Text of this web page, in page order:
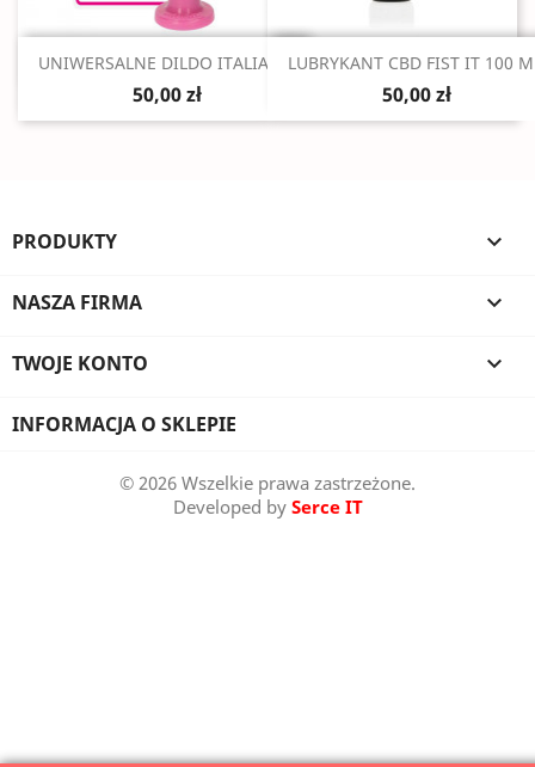
Szybki podgląd
UNIWERSALNE DILDO ITALIAN...
50,00 zł
Szybki podgląd
LUBRYKANT CBD FIST IT 100
50,00 zł
PRODUKTY 
NASZA FIRMA 
TWOJE KONTO 
INFORMACJA O SKLEPIE
© 2026 Wszelkie prawa zastrzeżone.
Developed by Serce IT